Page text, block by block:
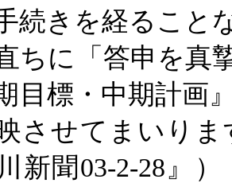
続きを経ること
ちに「答申を真
目標・中期計画
させてまいり
新聞03-2-28』